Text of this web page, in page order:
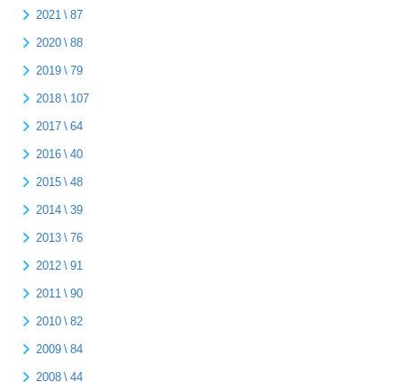
2021 \ 87
2020 \ 88
2019 \ 79
2018 \ 107
2017 \ 64
2016 \ 40
2015 \ 48
2014 \ 39
2013 \ 76
2012 \ 91
2011 \ 90
2010 \ 82
2009 \ 84
2008 \ 44